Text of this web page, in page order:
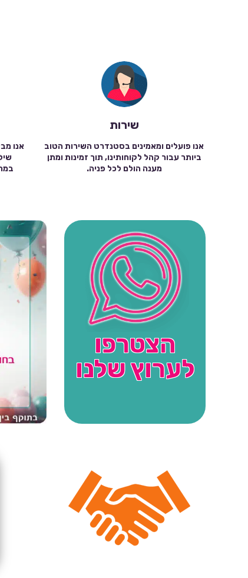
שירות
אנו פועלים ומאמינים בסטנדרט השירות הטוב
ביותר עבור קהל לקוחותינו, תוך זמינות ומתן
מענה הולם לכל פניה.
אנו
הצטרפו
לערוץ שלנו